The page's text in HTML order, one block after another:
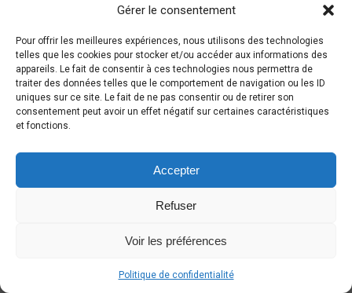
Gérer le consentement
Pour offrir les meilleures expériences, nous utilisons des technologies
telles que les cookies pour stocker et/ou accéder aux informations des
appareils. Le fait de consentir à ces technologies nous permettra de
traiter des données telles que le comportement de navigation ou les ID
uniques sur ce site. Le fait de ne pas consentir ou de retirer son
consentement peut avoir un effet négatif sur certaines caractéristiques
et fonctions.
Accepter
Refuser
Voir les préférences
Politique de confidentialité